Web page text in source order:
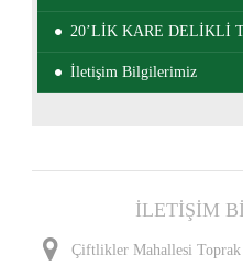
20’LİK KARE DELİKLİ
İletişim Bilgilerimiz
İLETİŞİM
Çiftlikler Mahallesi Toprak